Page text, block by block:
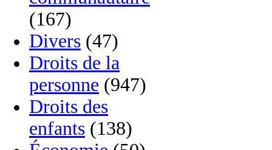
(167)
Divers (47)
Droits de la
personne (947)
Droits des
enfants (138)